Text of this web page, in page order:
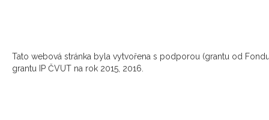
Tato webová stránka byla vytvořena s podporou (grantu od
grantu IP ČVUT na rok 2015, 2016.